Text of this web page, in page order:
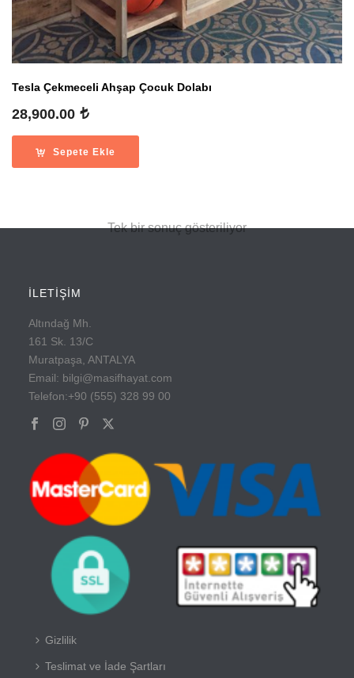
Tesla Çekmeceli Ahşap Çocuk Dolabı
28,900.00
Sepete Ekle
Tek bir sonuç gösteriliyor
İLETİŞİM
Altındağ Mh.
161 Sk. 13/C
Muratpaşa, ANTALYA
Email: bilgi@masifhayat.com
Telefon:+90 (555) 328 99 00
Gizlilik
Teslimat ve İade Şartları